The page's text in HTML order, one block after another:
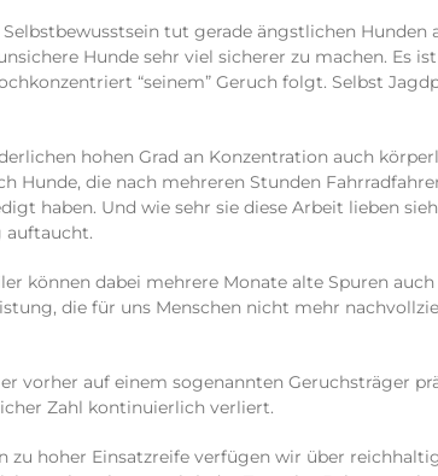
tut gerade ängstlichen Hunden
Hunde sehr viel sicherer zu machen. Es
“seinem” Geruch folgt. Selbst
hohen Grad an Konzentration auch
die nach mehreren Stunden
haben. Und wie sehr sie diese Arbeit lieben
auftaucht.
können dabei mehrere Monate alte Spuren
die für uns Menschen nicht mehr
vorher auf einem sogenannten Geruchsträger
Zahl kontinuierlich verliert.
hoher Einsatzreife verfügen wir über